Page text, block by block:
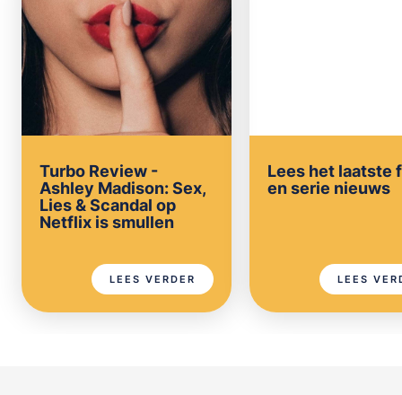
Turbo Review -
Ashley Madison: Sex,
Lies & Scandal op
Netflix is smullen
LEES VERDER
Lees het laatste
en serie nieuws
LEES